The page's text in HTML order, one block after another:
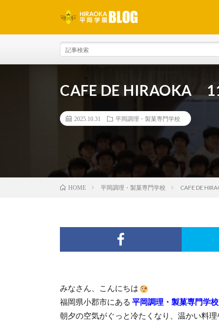
CAFE DE HIRAOKA
2025.10.31 平岡調理・製菓専門学校
HOME 平岡調理・製菓専門学校 CAFE DE
みなさん、こんにちは
福岡県小郡市にある 平岡調理・製菓専門学
朝夕の空気がぐっと冷たくなり、温かい料